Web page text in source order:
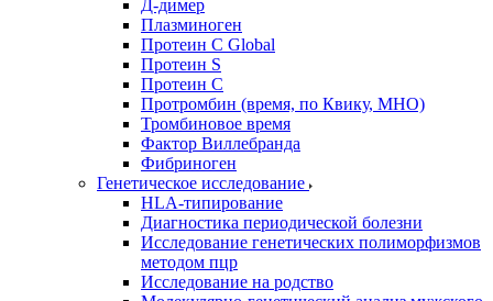
Д-димер
Плазминоген
Протеин C Global
Протеин S
Протеин С
Протромбин (время, по Квику, МНО)
Тромбиновое время
Фактор Виллебранда
Фибриноген
Генетическое исследование
HLA-типирование
Диагностика периодической болезни
Исследование генетических полиморфизмов
методом пцр
Исследование на родство